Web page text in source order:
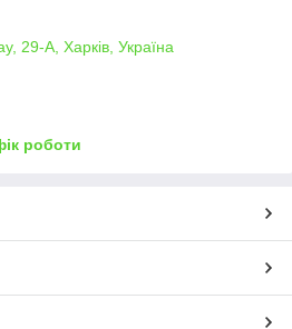
29-А, Харків, Україна
роботи